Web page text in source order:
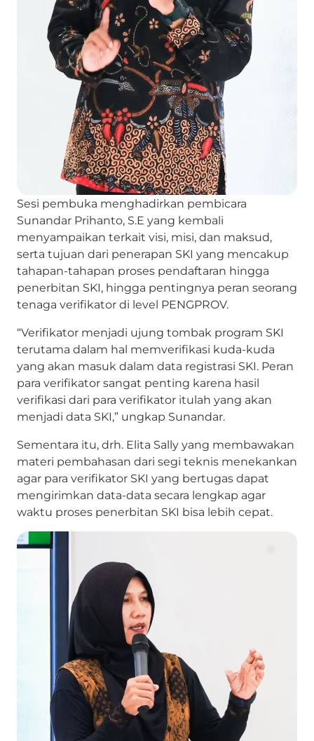
Sesi pembuka menghadirkan pembicara
Sunandar Prihanto, S.E yang kembali
menyampaikan terkait visi, misi, dan maksud,
serta tujuan dari penerapan SKI yang mencakup
tahapan-tahapan proses pendaftaran hingga
penerbitan SKI, hingga pentingnya peran seorang
tenaga verifikator di level PENGPROV.
“Verifikator menjadi ujung tombak program SKI
terutama dalam hal memverifikasi kuda-kuda
yang akan masuk dalam data registrasi SKI. Peran
para verifikator sangat penting karena hasil
verifikasi dari para verifikator itulah yang akan
menjadi data SKI,” ungkap Sunandar.
Sementara itu, drh. Elita Sally yang membawakan
materi pembahasan dari segi teknis menekankan
agar para verifikator SKI yang bertugas dapat
mengirimkan data-data secara lengkap agar
waktu proses penerbitan SKI bisa lebih cepat.